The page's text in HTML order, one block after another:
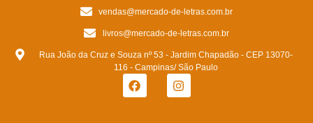
vendas@mercado-de-letras.com.br
livros@mercado-de-letras.com.br
Rua João da Cruz e Souza nº 53 - Jardim Chapadão - CEP 13070-
116 - Campinas/ São Paulo